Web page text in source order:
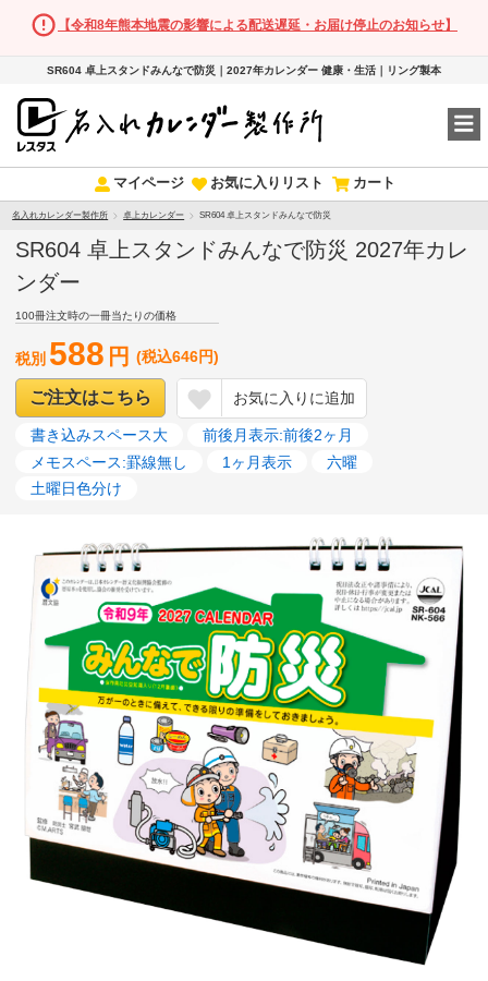
【令和8年熊本地震の影響による配送遅延・お届け停止のお知らせ】
SR604 卓上スタンドみんなで防災｜2027年カレンダー 健康・生活｜リング製本
マイページ お気に入りリスト カート
名入れカレンダー製作所 卓上カレンダー SR604 卓上スタンドみんなで防災
SR604 卓上スタンドみんなで防災 2027年カレ
ンダー
100冊注文時の一冊当たりの価格
税別 588 円 (税込646円)
ご注文はこちら お気に入りに追加
書き込みスペース大
前後月表示:前後2ヶ月
メモスペース:罫線無し
1ヶ月表示
六曜
土曜日色分け